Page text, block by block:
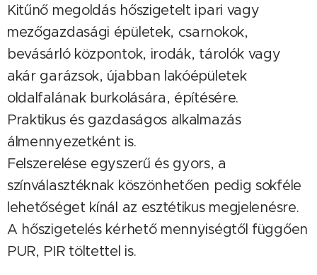
Kitűnő megoldás hőszigetelt ipari vagy
mezőgazdasági épületek, csarnokok,
bevásárló központok, irodák, tárolók vagy
akár garázsok, újabban lakóépületek
oldalfalának burkolására, építésére.
Praktikus és gazdaságos alkalmazás
álmennyezetként is.
Felszerelése egyszerű és gyors, a
színválasztéknak köszönhetően pedig sokféle
lehetőséget kínál az esztétikus megjelenésre.
A hőszigetelés kérhető mennyiségtől függően
PUR, PIR töltettel is.